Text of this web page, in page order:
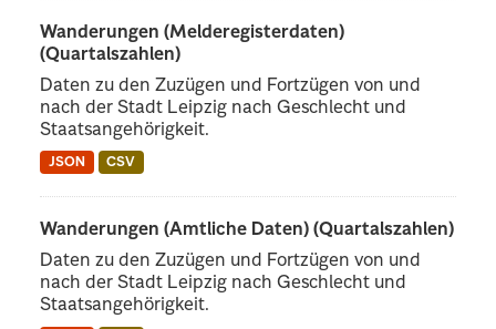
Wanderungen (Melderegisterdaten)
(Quartalszahlen)
Daten zu den Zuzügen und Fortzügen von und
nach der Stadt Leipzig nach Geschlecht und
Staatsangehörigkeit.
JSON CSV
Wanderungen (Amtliche Daten) (Quartalszahlen)
Daten zu den Zuzügen und Fortzügen von und
nach der Stadt Leipzig nach Geschlecht und
Staatsangehörigkeit.